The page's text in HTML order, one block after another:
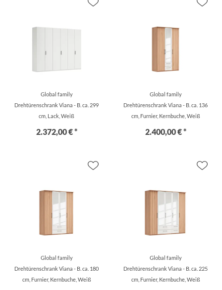
Global family
Drehtürenschrank Viana - B. ca. 299
cm, Lack, Weiß
2.372,00 € *
Global family
Drehtürenschrank Viana - B. ca. 136
cm, Furnier, Kernbuche, Weiß
2.400,00 € *
Global family
Drehtürenschrank Viana - B. ca. 180
cm, Furnier, Kernbuche, Weiß
Global family
Drehtürenschrank Viana - B. ca. 225
cm, Furnier, Kernbuche, Weiß